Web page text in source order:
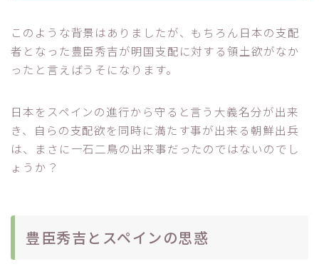
このような背景はありましたが、もちろん日本の支配
者となった豊臣秀吉が明国支配に対する領土欲がなか
ったと言えばうそになります。
日本をスペインの進行から守ると言う大義名分が出来
き、自らの支配欲を同時に満たす事が出来る朝鮮出兵
は、まさに一石二鳥の出来事だったのではないのでし
ょうか？
豊臣秀吉とスペインの思惑